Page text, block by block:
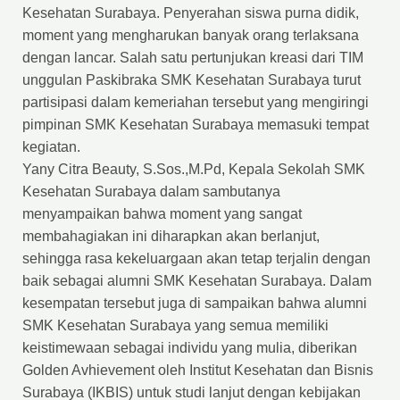
Kesehatan Surabaya. Penyerahan siswa purna didik,
moment yang mengharukan banyak orang terlaksana
dengan lancar. Salah satu pertunjukan kreasi dari TIM
unggulan Paskibraka SMK Kesehatan Surabaya turut
partisipasi dalam kemeriahan tersebut yang mengiringi
pimpinan SMK Kesehatan Surabaya memasuki tempat
kegiatan.
Yany Citra Beauty, S.Sos.,M.Pd, Kepala Sekolah SMK
Kesehatan Surabaya dalam sambutanya
menyampaikan bahwa moment yang sangat
membahagiakan ini diharapkan akan berlanjut,
sehingga rasa kekeluargaan akan tetap terjalin dengan
baik sebagai alumni SMK Kesehatan Surabaya. Dalam
kesempatan tersebut juga di sampaikan bahwa alumni
SMK Kesehatan Surabaya yang semua memiliki
keistimewaan sebagai individu yang mulia, diberikan
Golden Avhievement oleh Institut Kesehatan dan Bisnis
Surabaya (IKBIS) untuk studi lanjut dengan kebijakan